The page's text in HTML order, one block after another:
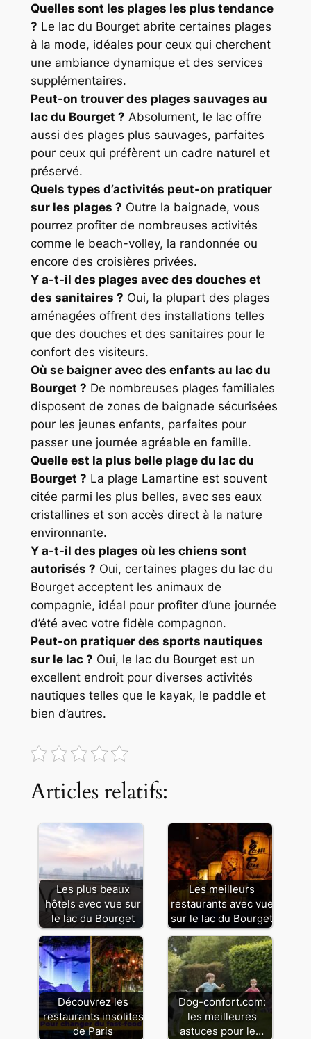
Quelles sont les plages les plus tendance
? Le lac du Bourget abrite certaines plages
à la mode, idéales pour ceux qui cherchent
une ambiance dynamique et des services
supplémentaires.
Peut-on trouver des plages sauvages au
lac du Bourget ? Absolument, le lac offre
aussi des plages plus sauvages, parfaites
pour ceux qui préfèrent un cadre naturel et
préservé.
Quels types d’activités peut-on pratiquer
sur les plages ? Outre la baignade, vous
pourrez profiter de nombreuses activités
comme le beach-volley, la randonnée ou
encore des croisières privées.
Y a-t-il des plages avec des douches et
des sanitaires ? Oui, la plupart des plages
aménagées offrent des installations telles
que des douches et des sanitaires pour le
confort des visiteurs.
Où se baigner avec des enfants au lac du
Bourget ? De nombreuses plages familiales
disposent de zones de baignade sécurisées
pour les jeunes enfants, parfaites pour
passer une journée agréable en famille.
Quelle est la plus belle plage du lac du
Bourget ? La plage Lamartine est souvent
citée parmi les plus belles, avec ses eaux
cristallines et son accès direct à la nature
environnante.
Y a-t-il des plages où les chiens sont
autorisés ? Oui, certaines plages du lac du
Bourget acceptent les animaux de
compagnie, idéal pour profiter d’une journée
d’été avec votre fidèle compagnon.
Peut-on pratiquer des sports nautiques
sur le lac ? Oui, le lac du Bourget est un
excellent endroit pour diverses activités
nautiques telles que le kayak, le paddle et
bien d’autres.
Articles relatifs:
Les plus beaux
hôtels avec vue sur
le lac du Bourget
Les meilleurs
restaurants avec vue
sur le lac du Bourget
Découvrez les
restaurants insolites
de Paris
Dog-confort.com:
les meilleures
astuces pour le…